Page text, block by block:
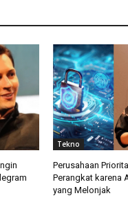
Tekno
Perusahaan
Perangkat karena
yang Melonjak